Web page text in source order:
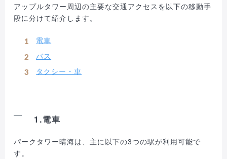
アップルタワー周辺の主要な交通アクセスを以下の移動手
段に分けて紹介します。
電車
バス
タクシー・車
1.電車
パークタワー晴海は、主に以下の3つの駅が利用可能で
す。